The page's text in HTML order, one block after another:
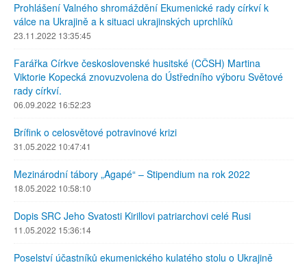
Prohlášení Valného shromáždění Ekumenické rady církví k
válce na Ukrajině a k situaci ukrajinských uprchlíků
23.11.2022 13:35:45
Farářka Církve československé husitské (CČSH) Martina
Viktorie Kopecká znovuzvolena do Ústředního výboru Světové
rady církví.
06.09.2022 16:52:23
Brífink o celosvětové potravinové krizi
31.05.2022 10:47:41
Mezinárodní tábory „Agapé“ – Stipendium na rok 2022
18.05.2022 10:58:10
Dopis SRC Jeho Svatosti Kirillovi patriarchovi celé Rusi
11.05.2022 15:36:14
Poselství účastníků ekumenického kulatého stolu o Ukrajině